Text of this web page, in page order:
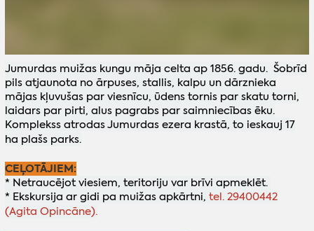
Jumurdas muižas kungu māja celta ap 1856. gadu. Šobrīd
pils atjaunota no ārpuses, stallis, kalpu un dārznieka
mājas kļuvušas par viesnīcu, ūdens tornis par skatu torni,
laidars par pirti, alus pagrabs par saimniecības ēku.
Komplekss atrodas Jumurdas ezera krastā, to ieskauj 17
ha plašs parks.
CEĻOTĀJIEM:
* Netraucējot viesiem, teritoriju var brīvi apmeklēt.
* Ekskursija ar gidi pa muižas apkārtni, tel. 29400442
(Agita Opincāne).